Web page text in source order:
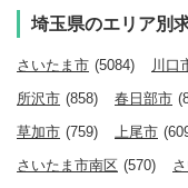
埼玉県のエリア別
さいたま市 (5084) 川口
所沢市 (858) 春日部市
草加市 (759) 上尾市
さいたま市南区 (570)